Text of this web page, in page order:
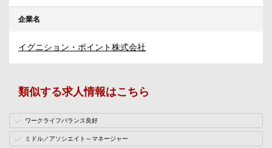
企業名
イグニション・ポイント株式会社
類似する求人情報はこちら
ワークライフバランス良好
ミドル／アソシエイト～マネージャー